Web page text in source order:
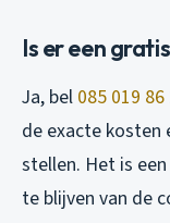
Is er een
Ja, bel 085 019 86
de exacte kosten
stellen. Het is
te blijven van de